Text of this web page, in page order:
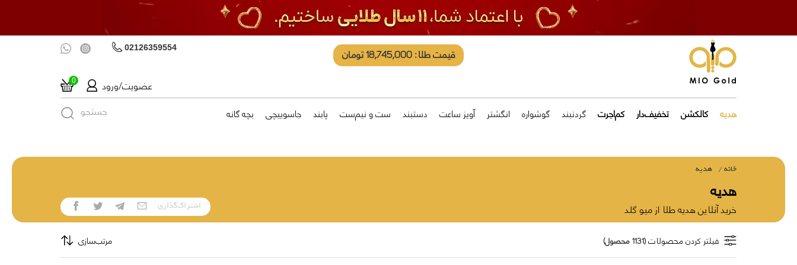
قیمت طلا: 18,745,000 تومان 02126359554
0 عضویت/ورود
هدیه کالکشن تخفیف‌دار کم‌اجرت گردنبند گوشواره انگشتر آویز ساعت دستبند ست و نیم‌ست پابند جاسوییچی بچه گانه جستجو
خانه هدیه
هدیه
خرید آنلاین هدیه طلا از میو گلد اشتراک‌گذاری
فیلتر کردن محصولات(1131 محصول) مرتب‌سازی